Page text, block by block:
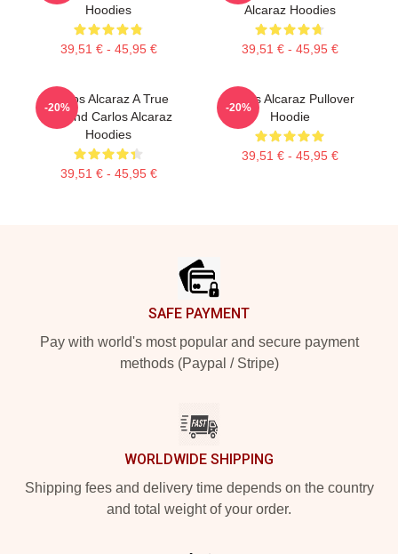
Hoodies
39,51 € - 45,95 €
Alcaraz Hoodies
39,51 € - 45,95 €
Carlos Alcaraz A True
Legend Carlos Alcaraz
Hoodies
39,51 € - 45,95 €
-20%
Carlos Alcaraz Pullover
Hoodie
39,51 € - 45,95 €
-20%
SAFE PAYMENT
Pay with world's most popular and secure payment
methods (Paypal / Stripe)
WORLDWIDE SHIPPING
Shipping fees and delivery time depends on the country
and total weight of your order.